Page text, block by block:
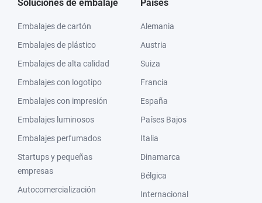
Soluciones de embalaje
Embalajes de cartón
Embalajes de plástico
Embalajes de alta calidad
Embalajes con logotipo
Embalajes con impresión
Embalajes luminosos
Embalajes perfumados
Startups y pequeñas
empresas
Autocomercialización
Países
Alemania
Austria
Suiza
Francia
España
Países Bajos
Italia
Dinamarca
Bélgica
Internacional